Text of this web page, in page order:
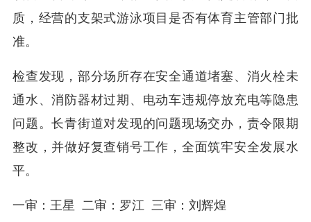
质，经营的支架式游泳项目是否有体育主管部门批
准。
检查发现，部分场所存在安全通道堵塞、消火栓未
通水、消防器材过期、电动车违规停放充电等隐患
问题。长青街道对发现的问题现场交办，责令限期
整改，并做好复查销号工作，全面筑牢安全发展水
平。
一审：王星 二审：罗江 三审：刘辉煌